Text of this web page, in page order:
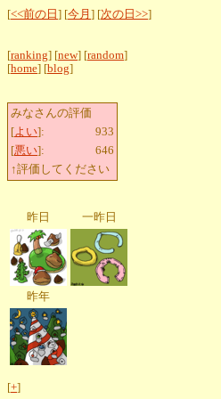
[<<前の日 ] [今月 ] [次の日>>]
[ranking] [new] [random]
[home] [blog]
みなさんの評価
[よい]:
933
[悪い]:
646
↑評価してください
昨日 一昨日
昨年
[+]